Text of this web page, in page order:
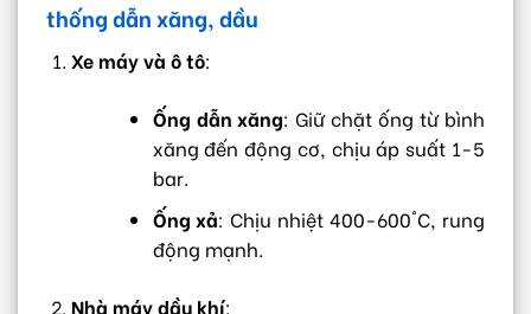
thống dẫn xăng, dầu
Xe máy và ô tô:
Ống dẫn xăng: Giữ chặt ống từ bình
xăng đến động cơ, chịu áp suất 1-5
bar.
Ống xả: Chịu nhiệt 400-600°C, rung
động mạnh.
Nhà máy dầu khí: